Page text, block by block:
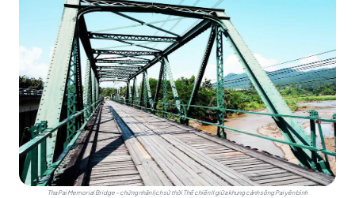
Tha Pai Memorial Bridge – chứng nhân lịch sử thời Thế chiến II giữa khung cảnh sông Pai yên bình